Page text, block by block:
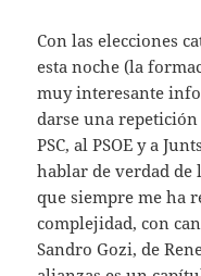
Con las elecciones
esta noche (la
muy interesante
darse una
PSC, al PSOE y a
hablar de verdad de
que siempre me ha
complejidad, con
Sandro Gozi, de